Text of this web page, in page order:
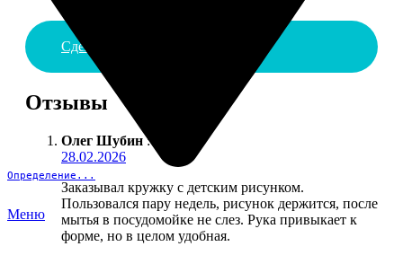
Определение...
Меню
Сделать заказ
Отзывы
Олег Шубин :
28.02.2026
Заказывал кружку с детским рисунком.
Пользовался пару недель, рисунок держится, после
мытья в посудомойке не слез. Рука привыкает к
форме, но в целом удобная.